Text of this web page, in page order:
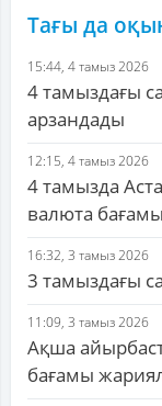
Тағы да
15:44, 4 тамыз 2026
4 тамыздағы
арзандады
12:15, 4 тамыз 2026
4 тамызда
валюта
16:32, 3 тамыз 2026
3 тамыздағы
11:09, 3 тамыз 2026
Ақша
бағамы